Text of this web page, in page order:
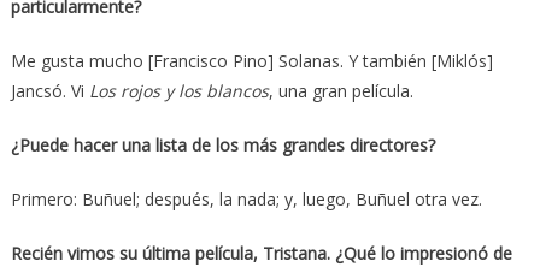
particularmente?
Me gusta mucho [Francisco Pino] Solanas. Y también [Miklós]
Jancsó. Vi Los rojos y los blancos, una gran película.
¿Puede hacer una lista de los más grandes directores?
Primero: Buñuel; después, la nada; y, luego, Buñuel otra vez.
Recién vimos su última película, Tristana. ¿Qué lo impresionó de